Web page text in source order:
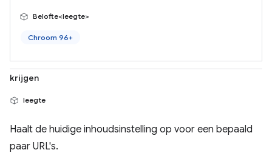
Belofte<leegte>
Chroom 96+
krijgen
leegte
Haalt de huidige inhoudsinstelling op voor een bepaald
paar URL's.